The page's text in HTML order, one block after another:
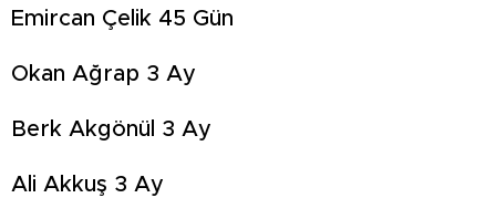
Emircan Çelik 45 Gün
Okan Ağrap 3 Ay
Berk Akgönül 3 Ay
Ali Akkuş 3 Ay